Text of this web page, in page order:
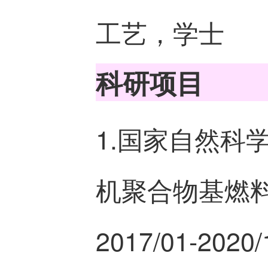
工艺，学士
科研项目
1.国家自然科
机聚合物基燃
2017/01-